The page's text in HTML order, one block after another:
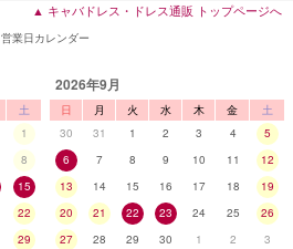
▲ キャバドレス・ドレス通販 トップページへ
営業日カレンダー
土
1
8
15
22
29
2026年9月
日 月 火 水 木 金
土
30
31 1 2 3 4
5
6
7 8 9 10 11
12
13
14 15 16 17 18
19
20
21 22 23 24 25
26
27
28 29 30 1 2 3